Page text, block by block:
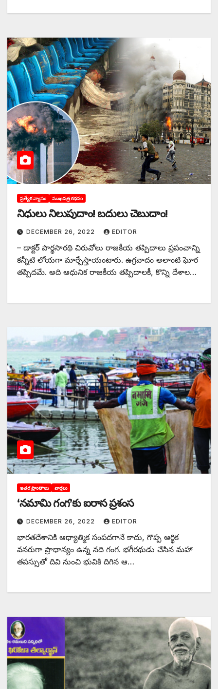
ప్రత్యేక వ్యాసం ముఖపత్ర కథనం
నిధులు నిలుపుదాం! బదులు చెబుదాం!
DECEMBER 26, 2022 EDITOR
– డాక్టర్‌ ‌పార్థసారథి చిరువోలు రాజకీయ తప్పిదాలు ప్రపంచాన్ని
కన్నీటి లోయగా మార్చేస్తాయంటారు. ఉగ్రవాదం అలాంటి ఘోర
తప్పిదమే. అది ఆధునిక రాజకీయ తప్పిదాలకీ, కొన్ని దేశాల…
ఇతర ప్రాంతాలు వార్తలు
‘‌నమామి గంగ’కు ఐరాస ప్రశంస
DECEMBER 26, 2022 EDITOR
భారతదేశానికి ఆధ్యాత్మిక సంపదగానే కాదు, గొప్ప ఆర్థిక
వనరుగా ప్రాధాన్యం ఉన్న నది గంగ. భగీరథుడు చేసిన మహా
తపస్సుతో దివి నుంచి భువికి దిగిన ఆ…